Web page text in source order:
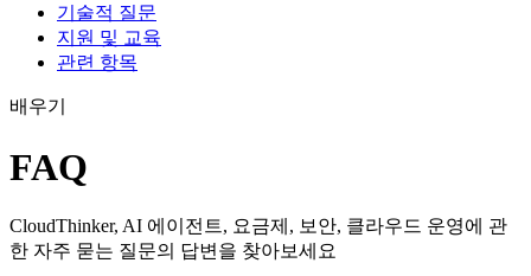
기술적 질문
지원 및 교육
관련 항목
배우기
FAQ
CloudThinker, AI 에이전트, 요금제, 보안, 클라우드 운영에 관
한 자주 묻는 질문의 답변을 찾아보세요